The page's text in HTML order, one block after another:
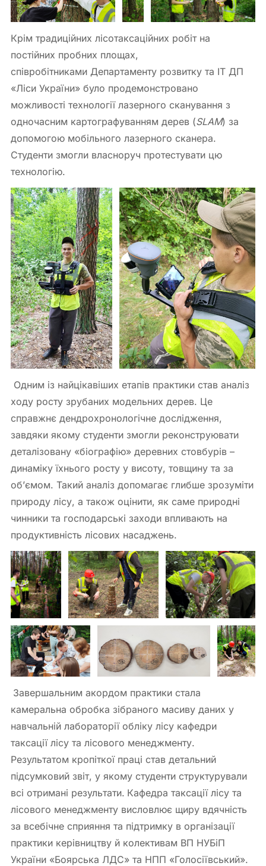
Крім традиційних лісотаксаційних робіт на
постійних пробних площах,
співробітниками Департаменту розвитку та ІТ ДП
«Ліси України» було продемонстровано
можливості технології лазерного сканування з
одночасним картографуванням дерев (SLAM) за
допомогою мобільного лазерного сканера.
Студенти змогли власноруч протестувати цю
технологію.
Одним із найцікавіших етапів практики став аналіз
ходу росту зрубаних модельних дерев. Це
справжнє дендрохронологічне дослідження,
завдяки якому студенти змогли реконструювати
деталізовану «біографію» деревних стовбурів –
динаміку їхнього росту у висоту, товщину та за
об’ємом. Такий аналіз допомагає глибше зрозуміти
природу лісу, а також оцінити, як саме природні
чинники та господарські заходи впливають на
продуктивність лісових насаджень.
Завершальним акордом практики стала
камеральна обробка зібраного масиву даних у
навчальній лабораторії обліку лісу кафедри
таксації лісу та лісового менеджменту.
Результатом кропіткої праці став детальний
підсумковий звіт, у якому студенти структурували
всі отримані результати. Кафедра таксації лісу та
лісового менеджменту висловлює щиру вдячність
за всебічне сприяння та підтримку в організації
практики керівництву й колективам ВП НУБіП
України «Боярська ЛДС» та НПП «Голосіївський».